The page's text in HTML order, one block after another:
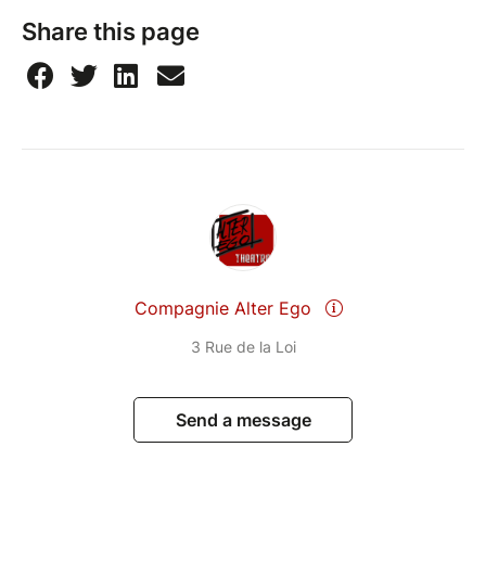
Share this page
Compagnie Alter Ego
3 Rue de la Loi
Send a message